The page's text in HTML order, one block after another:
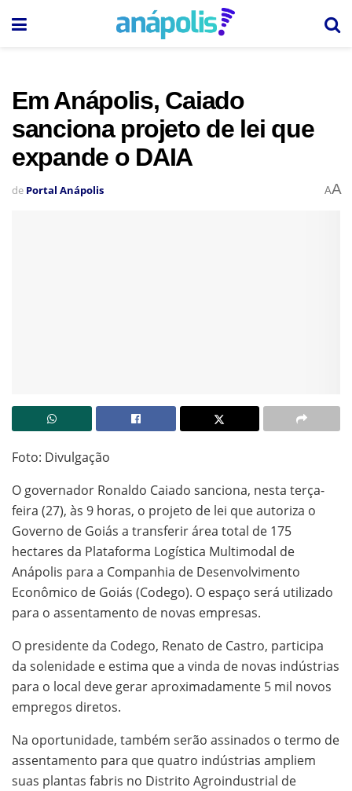
Em Anápolis, Caiado
sanciona projeto de lei que
expande o DAIA
de Portal Anápolis AA
Foto: Divulgação
O governador Ronaldo Caiado sanciona, nesta terça-
feira (27), às 9 horas, o projeto de lei que autoriza o
Governo de Goiás a transferir área total de 175
hectares da Plataforma Logística Multimodal de
Anápolis para a Companhia de Desenvolvimento
Econômico de Goiás (Codego). O espaço será utilizado
para o assentamento de novas empresas.
O presidente da Codego, Renato de Castro, participa
da solenidade e estima que a vinda de novas indústrias
para o local deve gerar aproximadamente 5 mil novos
empregos diretos.
Na oportunidade, também serão assinados o termo de
assentamento para que quatro indústrias ampliem
suas plantas fabris no Distrito Agroindustrial de